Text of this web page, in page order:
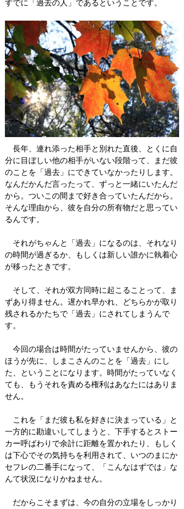
すでに「過去の人」であるということです。
長年、連れ添った相手と別れた直後、とくに自
分に目ぼしい他の相手がいない段階って、まだ彼
のことを「過去」にできていなかったりします。
なんだかんだ言ったって、ずっと一緒にいたんだ
から。ついこの間まで好き合っていたんだから。
そんな理由から、彼を自分の所有物だと思ってい
るんです。
それがちゃんと「過去」になるのは、それなり
の時間が過ぎるか、もしくは新しい誰かに執着心
が移ったときです。
そして、それが双方同時に起こることって、ま
ずあり得ません。遅かれ早かれ、どちらかが取り
残されるかたちで「過去」にされてしまうんで
す。
今回の場合は時間がたっていませんから、彼の
ほうが先に、しまこさんのことを「過去」にし
た、ということになります。時間がたっていなく
ても、もうそれを責める権利はあなたにはありま
せん。
これを「まだ彼も私を好きに決まっている」と
一方的に勘違いしてしまうと、下手するとストー
カー呼ばわりで余計に距離を置かれたり、もしく
は下心でその気持ちを利用されて、いつのまにか
セフレの二番手になって、「こんなはずでは」な
んて状況になりかねません。
だからこそまずは、今の自分の立場をしっかり